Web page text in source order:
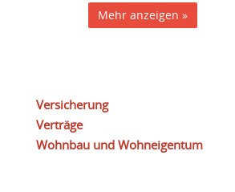
Mehr anzeigen »
Versicherung
Verträge
Wohnbau und Wohneigentum